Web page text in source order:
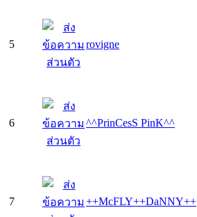
5 rovigne
6 ^^PrinCesS PinK^^
7 ++McFLY++DaNNY++